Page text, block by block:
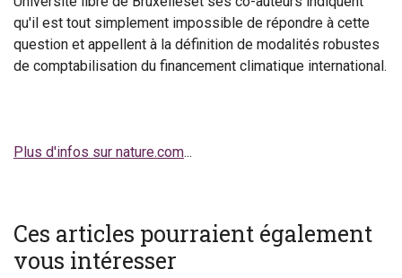
qu'il est tout simplement impossible de répondre à cette
question et appellent à la définition de modalités robustes
de comptabilisation du financement climatique international.
Plus d'infos sur nature.com...
Ces articles pourraient également
vous intéresser